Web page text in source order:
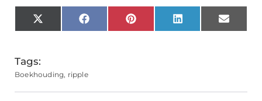
X
(Twitter)
FacebookPinterestLinkedInEmail
Tags:
Boekhouding, ripple